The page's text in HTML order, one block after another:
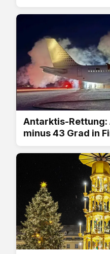
Antarktis-Rettung:
minus 43 Grad in